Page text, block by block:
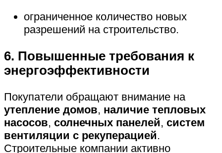
ограниченное количество новых
разрешений на строительство.
6. Повышенные требования к
энергоэффективности
Покупатели обращают внимание на
утепление домов, наличие тепловых
насосов, солнечных панелей, систем
вентиляции с рекуперацией.
Строительные компании активно